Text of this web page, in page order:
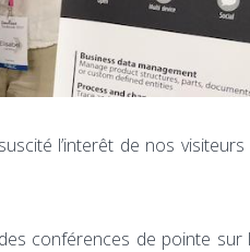
l’interêt de nos
conférences de pointe sur